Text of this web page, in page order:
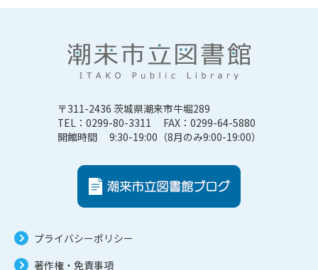
〒311-2436 茨城県潮来市牛堀289
TEL：0299-80-3311 FAX：0299-64-5880
開館時間 9:30-19:00（8月のみ9:00-19:00）
プライバシーポリシー
著作権・免責事項